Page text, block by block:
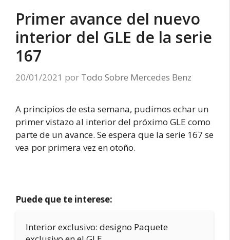
Primer avance del nuevo
interior del GLE de la serie
167
20/01/2021 por Todo Sobre Mercedes Benz
A principios de esta semana, pudimos echar un
primer vistazo al interior del próximo GLE como
parte de un avance. Se espera que la serie 167 se
vea por primera vez en otoño.
Puede que te interese:
Interior exclusivo: designo Paquete